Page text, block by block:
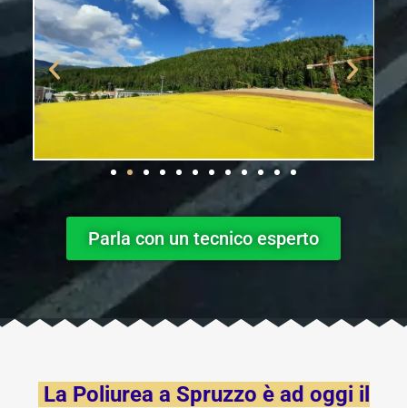
Parla con un tecnico esperto
La Poliurea a Spruzzo è ad oggi il